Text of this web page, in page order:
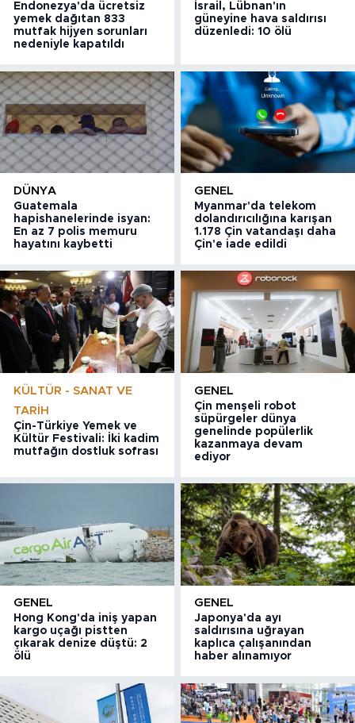
Endonezya'da ücretsiz
yemek dağıtan 833
mutfak hijyen sorunları
nedeniyle kapatıldı
İsrail, Lübnan'ın
güneyine hava saldırısı
düzenledi: 10 ölü
DÜNYA
Guatemala
hapishanelerinde isyan:
En az 7 polis memuru
hayatını kaybetti
GENEL
Myanmar'da telekom
dolandırıcılığına karışan
1.178 Çin vatandaşı daha
Çin'e iade edildi
KÜLTÜR - SANAT VE
TARIH
Çin-Türkiye Yemek ve
Kültür Festivali: İki kadim
mutfağın dostluk sofrası
GENEL
Çin menşeli robot
süpürgeler dünya
genelinde popülerlik
kazanmaya devam
ediyor
GENEL
Hong Kong'da iniş yapan
kargo uçağı pistten
çıkarak denize düştü: 2
ölü
GENEL
Japonya'da ayı
saldırısına uğrayan
kaplıca çalışanından
haber alınamıyor